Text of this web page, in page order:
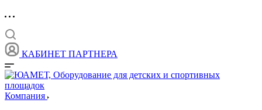
КАБИНЕТ ПАРТНЕРА
Компания